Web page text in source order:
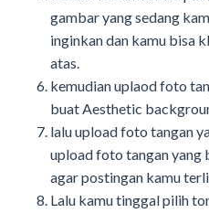
gambar yang sedang
inginkan dan kamu bisa
atas.
kemudian uplaod foto
buat Aesthetic
lalu upload foto tangan
upload foto tangan yang
agar postingan kamu
Lalu kamu tinggal pilih